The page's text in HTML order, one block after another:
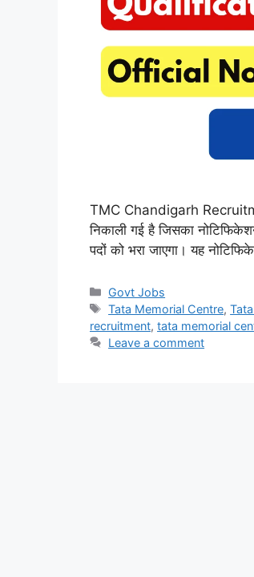
TMC Chandigarh
निकाली गई है जिसका
पदों को भरा जाएगा। यह
Categories
Govt Jobs
Tags
Tata Memorial Centre,
recruitment, tata memorial
Leave a comment